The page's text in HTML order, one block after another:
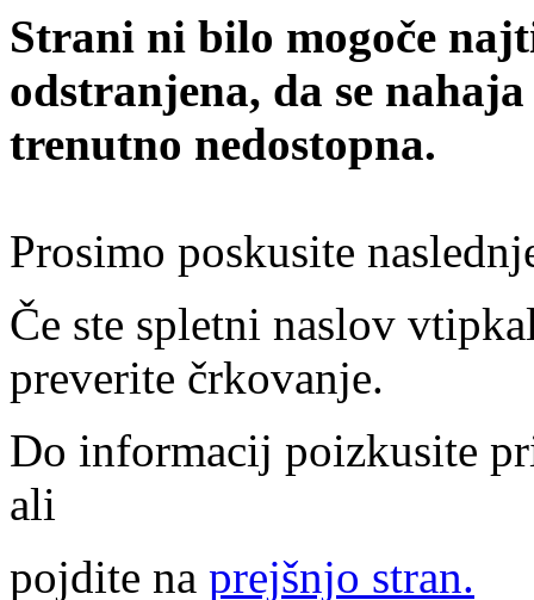
Strani ni bilo mogoče
odstranjena, da se
trenutno nedostopna.
Prosimo poskusite
Če ste spletni naslov
preverite črkovanje.
Do informacij poizkusite
ali
pojdite na prejšnjo stran.